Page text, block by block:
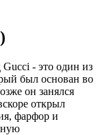
- это один из
был основан во
он занялся
открыл
фарфор и